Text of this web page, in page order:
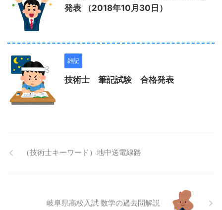
発表 （2018年10月30日）
雑記
技術士 筆記試験 合格発表
（技術士キーワード）地中送電線路
岐阜県高校入試 数学の過去問解説